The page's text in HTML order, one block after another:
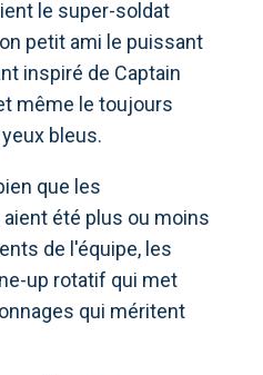
le super-soldat
petit ami le puissant
inspiré de Captain
même le toujours
bleus.
que les
été plus ou moins
de l'équipe, les
up rotatif qui met
qui méritent